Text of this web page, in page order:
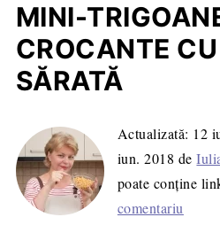
MINI-
CROCANTE
SĂRATĂ
Actualizată: 12
iun. 2018 de
poate conține
comentariu